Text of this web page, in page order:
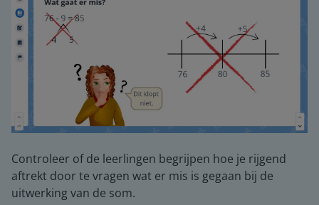
Controleer of de leerlingen begrijpen hoe je rijgend
aftrekt door te vragen wat er mis is gegaan bij de
uitwerking van de som.